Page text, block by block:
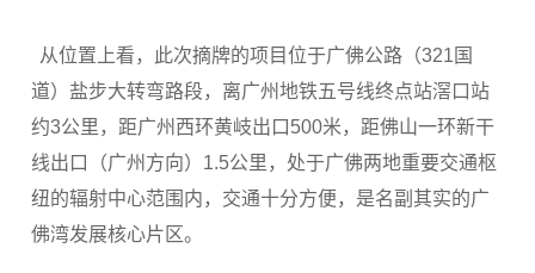
从位置上看，此次摘牌的项目位于广佛公路（321国
道）盐步大转弯路段，离广州地铁五号线终点站滘口站
约3公里，距广州西环黄岐出口500米，距佛山一环新干
线出口（广州方向）1.5公里，处于广佛两地重要交通枢
纽的辐射中心范围内，交通十分方便，是名副其实的广
佛湾发展核心片区。